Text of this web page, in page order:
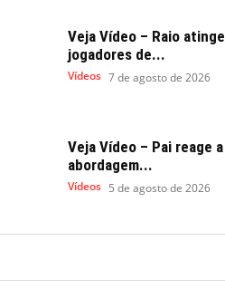
Veja Vídeo – Raio atinge
jogadores de...
Vídeos 7 de agosto de 2026
Veja Vídeo – Pai reage a
abordagem...
Vídeos 5 de agosto de 2026